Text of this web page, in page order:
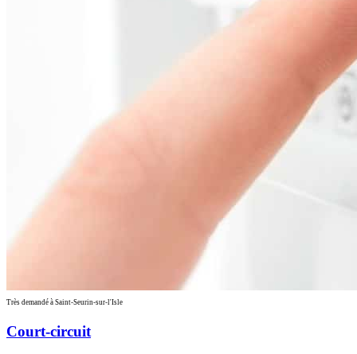
Très demandé à Saint-Seurin-sur-l'Isle
Court-circuit